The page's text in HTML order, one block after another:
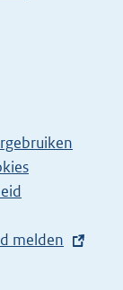
melden